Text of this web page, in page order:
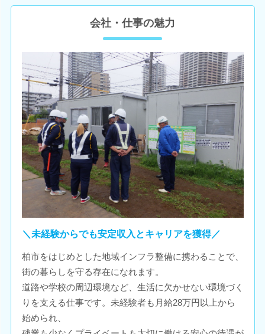
会社・仕事の魅力
＼未経験からでも安定収入とキャリアを獲得／
柏市をはじめとした地域インフラ整備に携わることで、
街の暮らしを守る存在になれます。
道路や学校の周辺環境など、生活に欠かせない環境づく
りを支える仕事です。未経験者も月給28万円以上から
始められ、